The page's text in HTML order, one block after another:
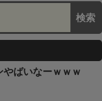
やばいなーｗｗｗ